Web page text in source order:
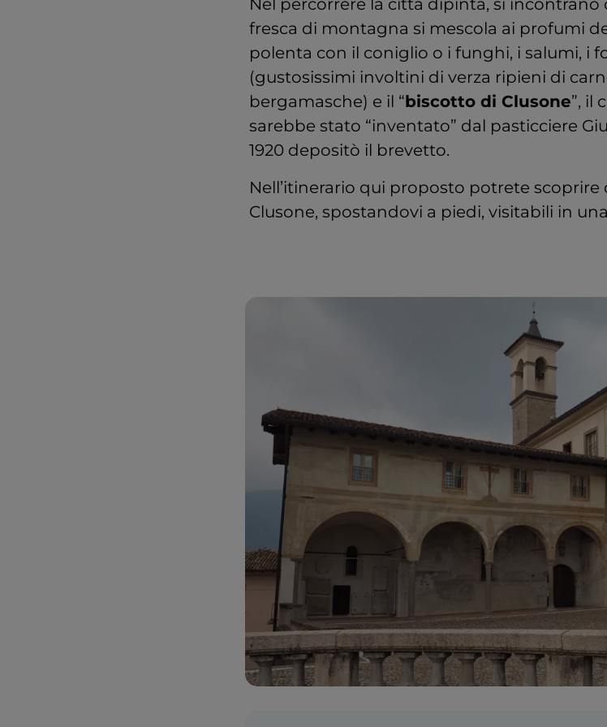
Nel percorrere la città dipinta, si incontrano
fresca di montagna si mescola ai profumi
polenta con il coniglio o i funghi, i salumi, i
(gustosissimi involtini di verza ripieni di
bergamasche) e il “biscotto di Clusone”, il
sarebbe stato “inventato” dal pasticciere
1920 depositò il brevetto.
Nell’itinerario qui proposto potrete
Clusone, spostandovi a piedi, visitabili in